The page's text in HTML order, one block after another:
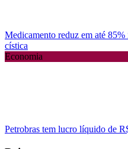
Medicamento reduz em até
cística
Economia
Petrobras tem lucro líquido de